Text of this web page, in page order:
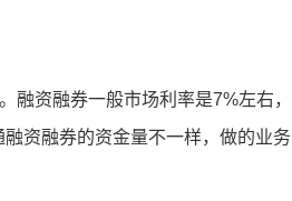
融资融券一般市场利率是7%左右，
资融券的资金量不一样，做的业务